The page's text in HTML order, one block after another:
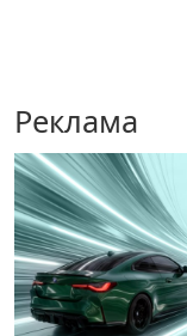
Реклама